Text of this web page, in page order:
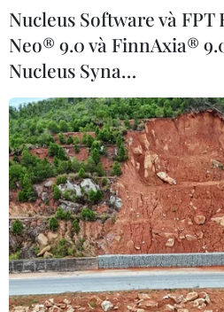
Cháy rừng lan nhanh
trung tâm của thành
Nucleus Software và
Neo® 9.0 và FinnAxia®
Nucleus Syna…